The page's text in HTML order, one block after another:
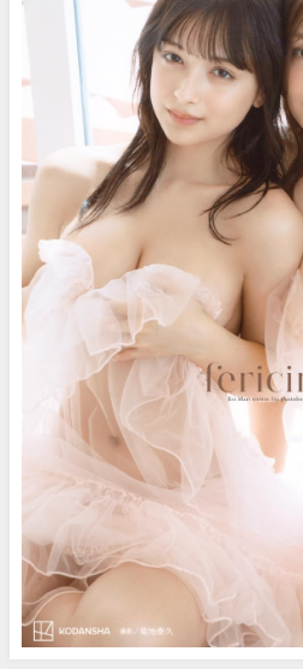
レ
ボ